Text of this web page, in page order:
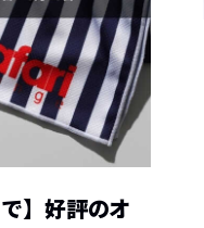
】好評のオ